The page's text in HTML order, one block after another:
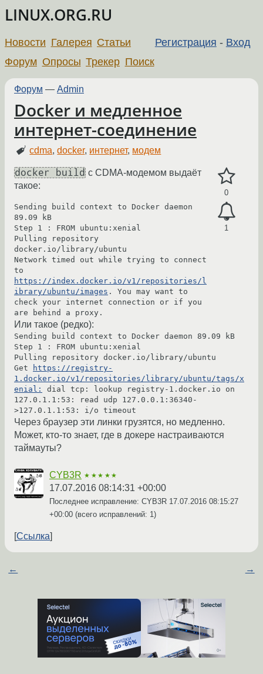
LINUX.ORG.RU
Регистрация - Вход
Новости Галерея Статьи
Форум Опросы Трекер Поиск
Форум — Admin
Docker и медленное
интернет-соединение
cdma,docker, интернет, модем
0
1
docker build с CDMA-модемом выдаёт
такое:
Sending build context to Docker daemon
89.09 kB
Step 1 : FROM ubuntu:xenial
Pulling repository
docker.io/library/ubuntu
Network timed out while trying to connect
https://index.docker.io/v1/repositories/l
ibrary/ubuntu/images . You may want to
check your internet connection or if you
are behind a proxy.
Или такое (редко):
Sending build context to Docker daemon 89.09 kB
Step 1 : FROM ubuntu:xenial
Pulling repository docker.io/library/ubuntu
Get
https://registry-
1.docker.io/v1/repositories/library/ubuntu/tags/x
enial:
dial tcp: lookup registry-1.docker.io on
127.0.1.1:53: read udp 127.0.0.1:36340-
>127.0.1.1:53: i/o timeout
Через браузер эти линки грузятся, но медленно.
Может, кто-то знает, где в докере настраиваются
таймауты?
CYB3R ★★★★★
17.07.2016 08:14:31 +00:00
Последнее исправление: CYB3R 17.07.2016 08:15:27
+00:00 (всего исправлений: 1)
Ссылка
← →